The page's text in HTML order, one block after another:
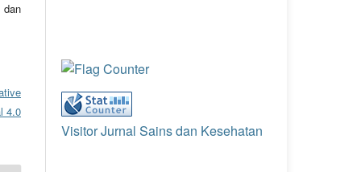
4.0
Visitor Jurnal Sains dan Kesehatan